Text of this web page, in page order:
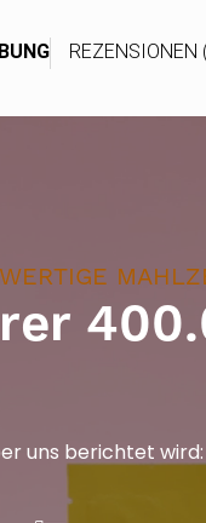
REZENSIONEN
uns berichtet wird: